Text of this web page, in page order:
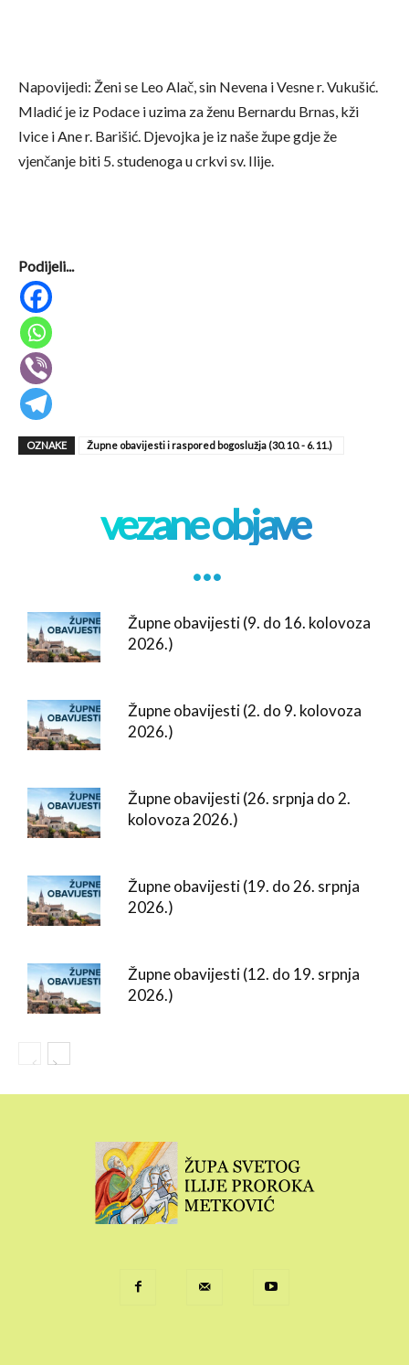
Napovijedi: Ženi se Leo Alač, sin Nevena i Vesne r. Vukušić.
Mladić je iz Podace i uzima za ženu Bernardu Brnas, kži
Ivice i Ane r. Barišić. Djevojka je iz naše župe gdje že
vjenčanje biti 5. studenoga u crkvi sv. Ilije.
Podijeli...
OZNAKE Župne obavijesti i raspored bogoslužja (30. 10. - 6. 11.)
vezane objave
. . .
Župne obavijesti (9. do 16. kolovoza
2026.)
Župne obavijesti (2. do 9. kolovoza
2026.)
Župne obavijesti (26. srpnja do 2.
kolovoza 2026.)
Župne obavijesti (19. do 26. srpnja
2026.)
Župne obavijesti (12. do 19. srpnja
2026.)